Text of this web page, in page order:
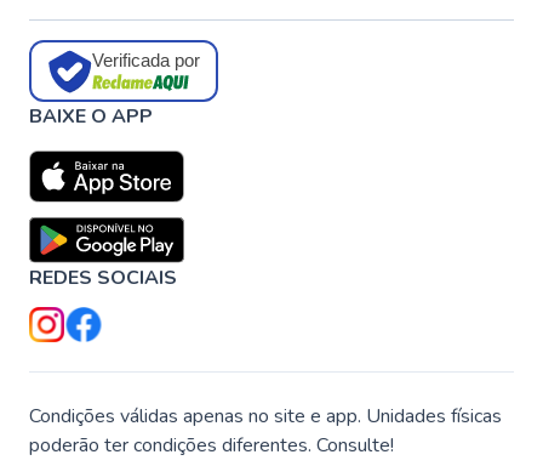
Verificada por
BAIXE O APP
REDES SOCIAIS
Condições válidas apenas no site e app. Unidades físicas
poderão ter condições diferentes. Consulte!